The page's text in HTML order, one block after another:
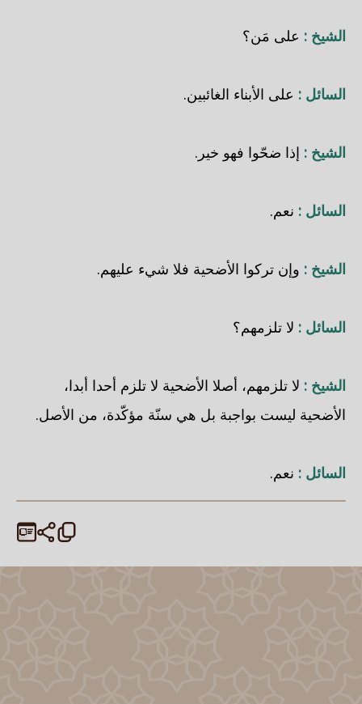
الشيخ : على مَن؟
السائل : على الأبناء الغائبين.
الشيخ : إذا ضحّوا فهو خير.
السائل : نعم.
الشيخ : وإن تركوا الأضحية فلا شيء عليهم.
السائل : لا تلزمهم؟
الشيخ : لا تلزمهم، أصلا الأضحية لا تلزم أحدا أبدا،
الأضحية ليست بواجبة بل هي سنّة مؤكّدة، من الأصل.
السائل : نعم.